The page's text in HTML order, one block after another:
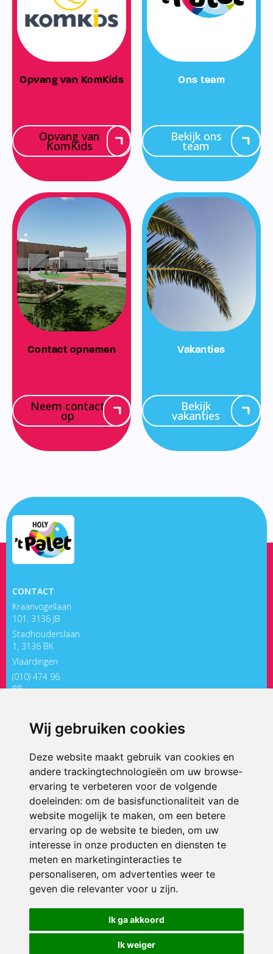
Wij gebruiken cookies
Deze website maakt gebruik van cookies en
andere trackingtechnologieën om uw browse-
ervaring te verbeteren voor de volgende
doeleinden: om de basisfunctionaliteit van de
website mogelijk te maken, om een betere
ervaring op de website te bieden, om uw
interesse in onze producten en diensten te
meten en marketinginteracties te
personaliseren, om advertenties weer te
geven die relevanter voor u zijn.
Ik ga akkoord
Ik weiger
Opvang van KomKids
Opvang van
KomKids
Ons team
Bekijk ons
team
Contact opnemen
Neem contact
op
Vakanties
Bekijk
vakanties
CONTACT
Kraanvogellaan
101, 3136 JB
Stadhouderslaan
1, 3136 BK
Vlaardingen
(010) 474 96
88
ONDERDEEL VAN
© 2026 ’t Palet Holy | Alle rechten voorbehouden
Privacy policy|Disclaimer| Klachtenregeling|RSIN en Anbi
voorkeuren
Crealisatie The MindOffice